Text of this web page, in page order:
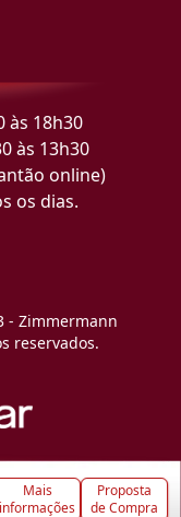
Mais
informações
Proposta
de Compra
às 18h30
às 13h30
online)
os dias.
- Zimmermann
reservados.